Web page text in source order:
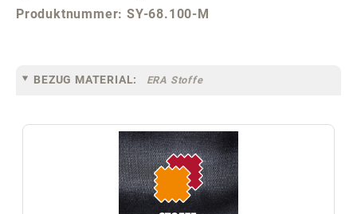
Produktnummer:SY-68.100-M
BEZUG MATERIAL: ERA Stoffe